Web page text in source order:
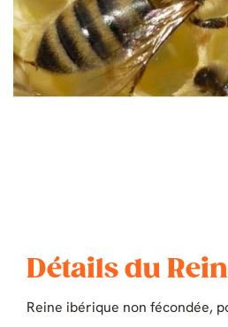
Détails du
Reine ibérique non fécondée,